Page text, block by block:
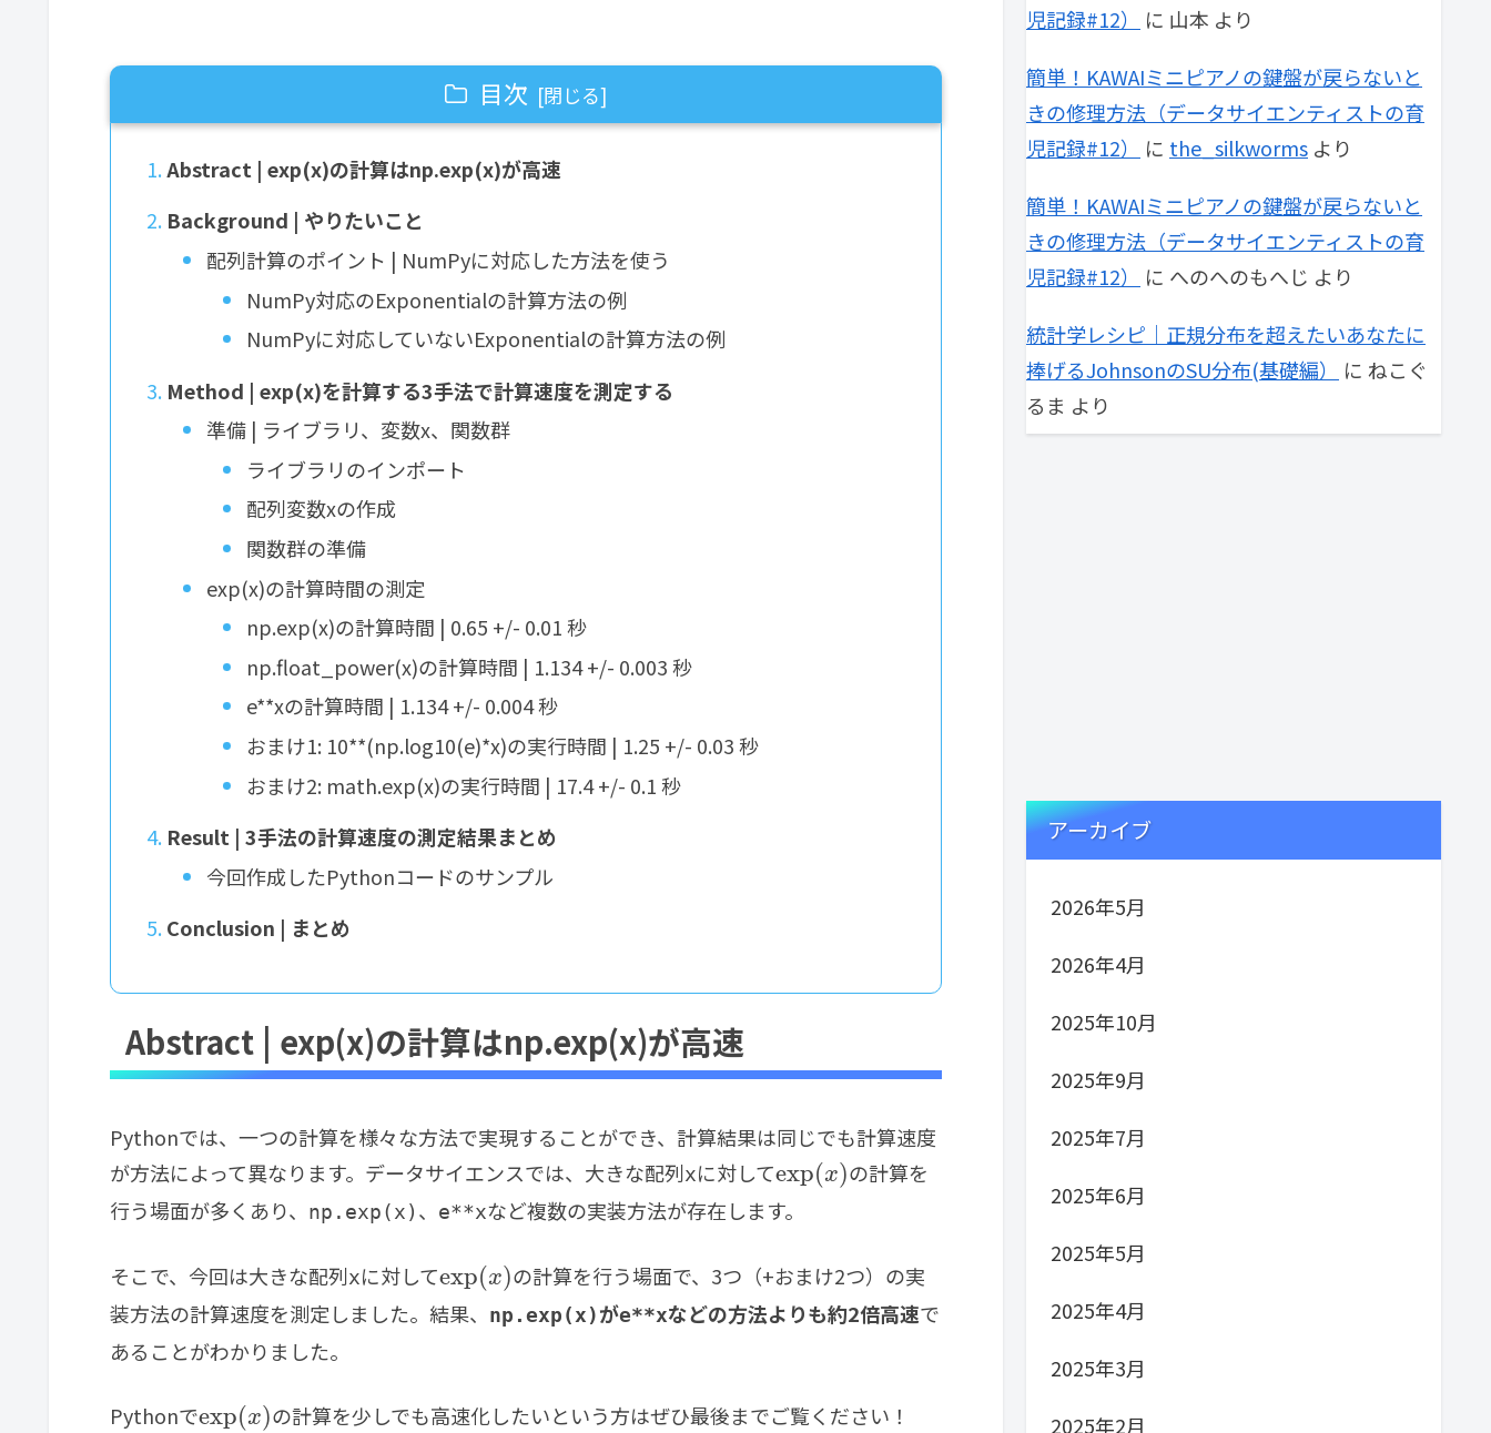
目次
Abstract | exp(x)の計算はnp.exp(x)が高速
Background | やりたいこと
配列計算のポイント | NumPyに対応した方法を使う
NumPy対応のExponentialの計算方法の例
NumPyに対応していないExponentialの計算方法の例
Method | exp(x)を計算する3手法で計算速度を測定する
準備 | ライブラリ、変数x、関数群
ライブラリのインポート
配列変数xの作成
関数群の準備
exp(x)の計算時間の測定
np.exp(x)の計算時間 | 0.65 +/- 0.01 秒
np.float_power(x)の計算時間 | 1.134 +/- 0.003 秒
e**xの計算時間 | 1.134 +/- 0.004 秒
おまけ1: 10**(np.log10(e)*x)の実行時間 | 1.25 +/- 0.03 秒
おまけ2: math.exp(x)の実行時間 | 17.4 +/- 0.1 秒
Result | 3手法の計算速度の測定結果まとめ
今回作成したPythonコードのサンプル
Conclusion | まとめ
Abstract | exp(x)の計算はnp.exp(x)が高速
Pythonでは、一つの計算を様々な方法で実現することができ、計算結果は同じでも計算速度
が方法によって異なります。データサイエンスでは、大きな配列xに対してexp(x)の計算を
行う場面が多くあり、
np.exp(x) 、 e**xなど複数の実装方法が存在します。
そこで、今回は大きな配列xに対してexp(x)の計算を行う場面で、3つ（+おまけ2つ）の実
装方法の計算速度を測定しました。結果、
np.exp(x)がe**xなどの方法よりも約2倍高速で
あることがわかりました。
Pythonでexp(x)の計算を少しでも高速化したいという方はぜひ最後までご覧ください！
児記録#12）
に 山本 より
簡単！KAWAIミニピアノの鍵盤が戻らないと
きの修理方法（データサイエンティストの育
児記録#12）
に the_silkworms より
簡単！KAWAIミニピアノの鍵盤が戻らないと
きの修理方法（データサイエンティストの育
児記録#12）
に へのへのもへじ より
統計学レシピ｜正規分布を超えたいあなたに
捧げるJohnsonのSU分布(基礎編）
に ねこぐ
るま より
アーカイブ
2026年5月
2026年4月
2025年10月
2025年9月
2025年7月
2025年6月
2025年5月
2025年4月
2025年3月
2025年2月